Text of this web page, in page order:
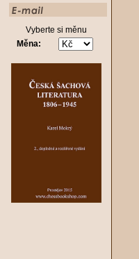
Vyberte si měnu
Měna: